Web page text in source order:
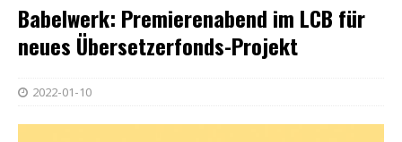
Babelwerk: Premierenabend im LCB für
neues Übersetzerfonds-Projekt
2022-01-10